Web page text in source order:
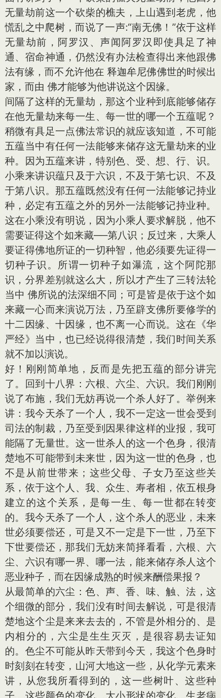
无量劫前这一个砍柴的樵夫，上山遇到老虎，他
慌乱之中爬树，而说了一声:“南无佛！”依于这样
无量劫前，阿罗汉、声闻阿罗汉即使具足了神
通、宿命神通，仍然没有办法检查得出来他跟佛
法有缘，而不允许他在 释迦牟尼佛佛世的时候出
家，而由 佛才能够为他讲说这个因缘。
间隔了这样的无量劫，那这个业种到底能够储存
在他无量劫来每一生、每一世的哪一个五蕴呢？
稍微有具足一点佛法常识的就应该知道，不可能
五蕴当中有任何一法能够来储存这无量劫来的业
种。因为五蕴来讲，特别色、受、想、行、识。
小乘来讲识蕴只及于六识，不及于第七识、不及
于第八识。那五蕴既然没有任何一法能够记持业
种，必定有五蕴之外的另外一法能够记持业种。
这在小乘没有明说，因为小乘人要求解脱，他不
需要证得这个如来藏──第八识；反过来，大乘人
要证得佛地所证的一切种智，他必须要先证得一
切种子识。所谓一切种子如瀑流，这个阿陀那
识，分界差别就这么大，所以才产生了三转法轮
当中 佛所说的法深细不同；可是皆是依于这个如
来藏一心而来演说万法，乃至辟支佛所要修学的
十二因缘、十因缘，也不离一心而说。这在《华
严经》当中，也已经说得很清楚，我们时间关系
就不加以演说。
好！刚刚简单地，反而是先把五蕴的部分讲完
了。回到十八界：六根、六尘、六识。我们刚刚
说了布施，我们无妨再说一个杀人好了。举例来
讲：我今天杀了一个人，我不一定这一世会受到
司法的制裁，乃至受到因果律这样的业报，我可
能隔了无量世。这一世杀人的这一个色身，很清
楚地不可能带到未来世，因为这一世的色身，也
不是从前世带来；这些父母、子女乃至这些关
系，依于这个人、我、众生、寿者相，依五根身
建立的这个关系，是每一生、每一世都在转变
的。我今天杀了一个人，这个杀人的恶业，未来
世必须要偿还，可是又不一定是下一世，乃至下
下世要偿还，那我们无妨来简择看看，六根、六
尘、六识有哪一界、哪一法，能来储存杀人这个
恶业种子，而在因缘成熟的时候来酬偿果报？
从最简单的六尘：色、声、香、味、触、法，这
个细微的部分，我们没有时间去解说，可是很清
楚地这个尘是来来去去的，不管是外相分的、是
内相分的，六尘是生生灭灭，是很容易去证知
的。色尘不可能从昨天带到今天，我这个色身时
时刻刻在转变，山河大地这一些，从化学元素来
讲，从您我所看得到的，这一些树叶、这些种
子、这些颜色的变化、大小形状的变化、生老病